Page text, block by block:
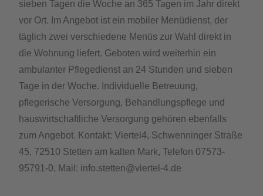
sieben Tagen die Woche an 365 Tagen im Jahr direkt
vor Ort. Im Angebot ist ein mobiler Menüdienst, der
täglich zwei verschiedene Menüs zur Wahl direkt in
die Wohnung liefert. Geboten wird weiterhin ein
ambulanter Pflegedienst an 24 Stunden und sieben
Tage in der Woche. Individuelle Betreuung,
pflegerische Versorgung, Behandlungspflege und
hauswirtschaftliche Versorgung gehören ebenfalls
zum Angebot. Kontakt: Viertel4, Schwenninger Straße
45, 72510 Stetten am kalten Mark, Telefon 07573-
95791-0, Mail: info.stetten@viertel-4.de